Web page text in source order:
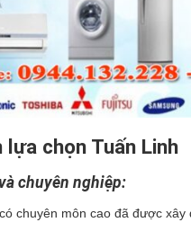
lựa chọn Tuấn Linh
chuyên nghiệp:
chuyên môn cao đã được